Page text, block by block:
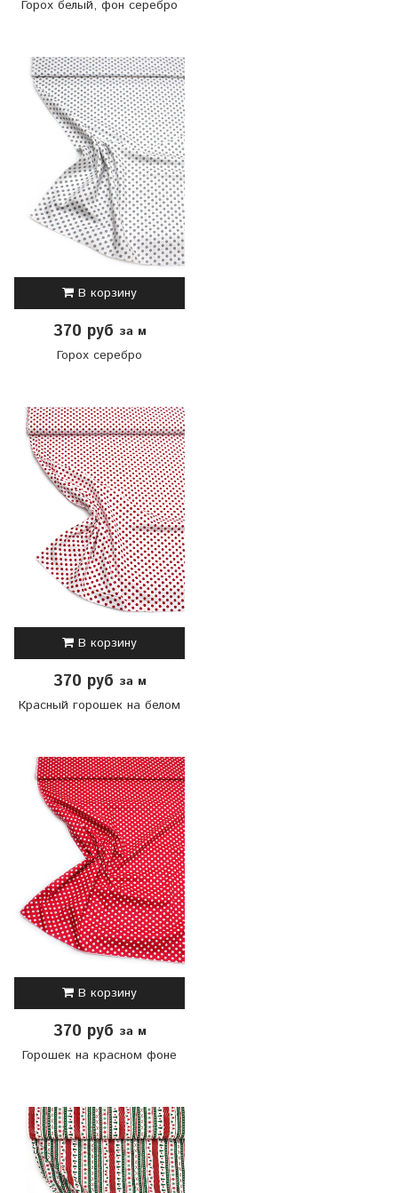
Горох белый, фон серебро
В корзину
370 руб за м
Горох серебро
В корзину
370 руб за м
Красный горошек на белом
В корзину
370 руб за м
Горошек на красном фоне